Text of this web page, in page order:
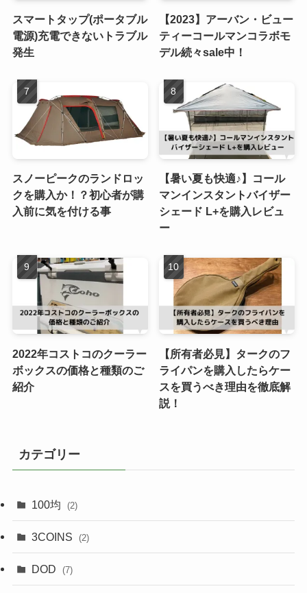
スマートタップ(ポータブル
電源)充電できないトラブル
発生
【2023】アーバン・ビュー
ティーコールマンコラボモ
デル続々sale中！
スノーピークのランドロッ
クを購入か！？初心者が購
入前に気を付ける事
【暑い夏も快適♪】コール
マンインスタントバイザー
シェード L+を購入レビュ
ー
2022年コストコのクーラー
ボックスの価格と種類のご
紹介
【所有者必見】タークのフ
ライパンを購入したらケー
スを買うべき理由を徹底解
説！
カテゴリー
100均 (2)
3COINS (2)
DOD (7)